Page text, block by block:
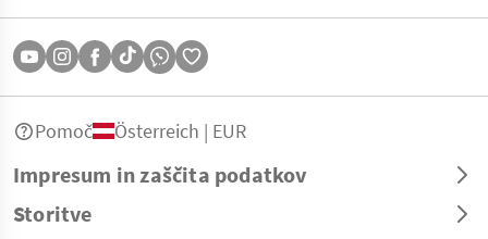
Impresum in zaščita podatkov
Storitve
Pomoč Österreich | EUR